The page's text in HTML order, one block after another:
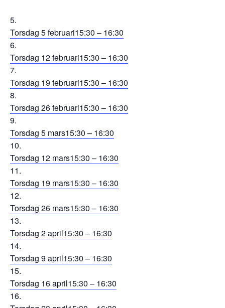
Torsdag 5 februari15:30 – 16:30
Torsdag 12 februari15:30 – 16:30
Torsdag 19 februari15:30 – 16:30
Torsdag 26 februari15:30 – 16:30
Torsdag 5 mars15:30 – 16:30
Torsdag 12 mars15:30 – 16:30
Torsdag 19 mars15:30 – 16:30
Torsdag 26 mars15:30 – 16:30
Torsdag 2 april15:30 – 16:30
Torsdag 9 april15:30 – 16:30
Torsdag 16 april15:30 – 16:30